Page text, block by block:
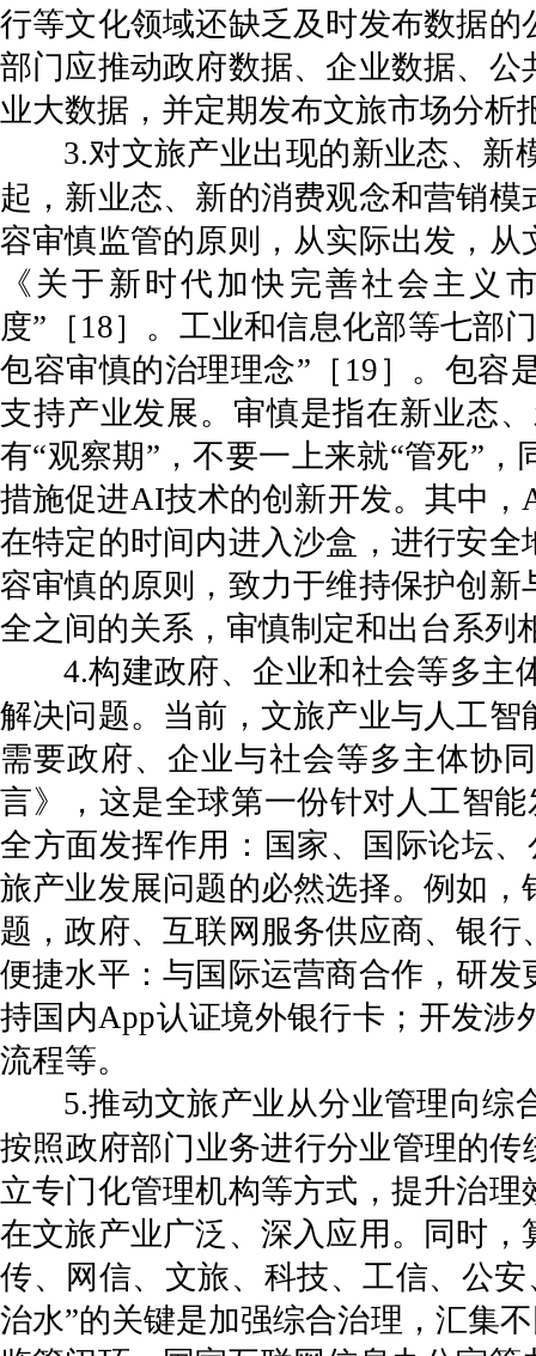
行等文化领域还缺乏及时发布数据
部门应推动政府数据、企业数据、
业大数据，并定期发布文旅市场分
3.对文旅产业出现的新业态、新
起，新业态、新的消费观念和营销
容审慎监管的原则，从实际出发，
《关于新时代加快完善社会主义
度”［18］。工业和信息化部等七部
包容审慎的治理理念”［19］。包容
支持产业发展。审慎是指在新业态
有“观察期”，不要一上来就“管死”
措施促进AI技术的创新开发。其中
在特定的时间内进入沙盒，进行安
容审慎的原则，致力于维持保护创
全之间的关系，审慎制定和出台系列
4.构建政府、企业和社会等多主
解决问题。当前，文旅产业与人工
需要政府、企业与社会等多主体协
言》，这是全球第一份针对人工智
全方面发挥作用：国家、国际论坛
旅产业发展问题的必然选择。例如
题，政府、互联网服务供应商、银
便捷水平：与国际运营商合作，研
持国内App认证境外银行卡；开发涉
流程等。
5.推动文旅产业从分业管理向综
按照政府部门业务进行分业管理的
立专门化管理机构等方式，提升治
在文旅产业广泛、深入应用。同时
传、网信、文旅、科技、工信、公
治水”的关键是加强综合治理，汇集